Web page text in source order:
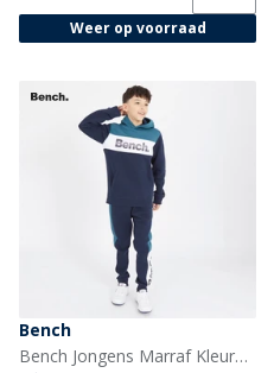
Weer op voorraad
Bench
Bench Jongens Marraf Kleurblok Trainingspak Marineblauw